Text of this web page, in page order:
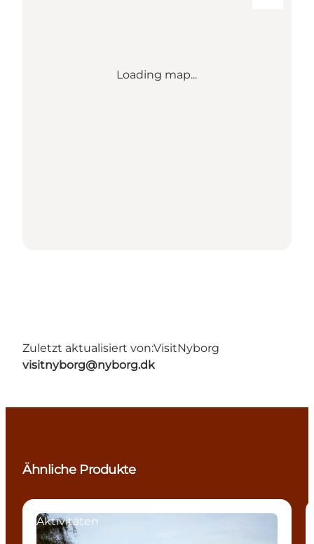
Loading map...
Zuletzt aktualisiert von:VisitNyborg
visitnyborg@nyborg.dk
Ähnliche Produkte
Aktivitäten